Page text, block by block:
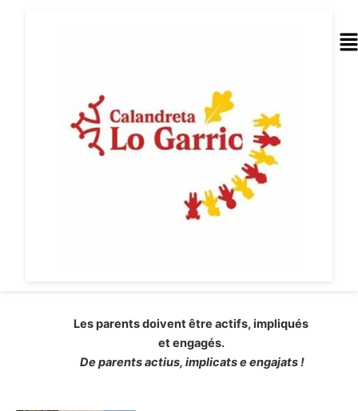
Les parents doivent être actifs, impliqués
et engagés.
De parents actius, implicats e engajats !